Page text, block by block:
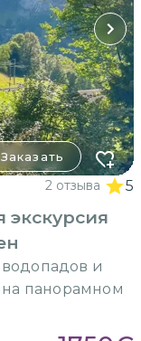
Заказать
2 отзыва 5
и
панорамном